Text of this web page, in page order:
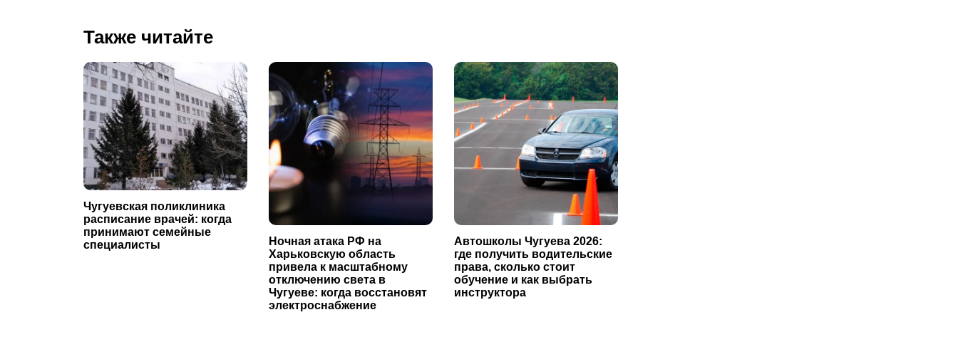
Также читайте
Чугуевская поликлиника
расписание врачей: когда
принимают семейные
специалисты
Ночная атака РФ на
Харьковскую область
привела к масштабному
отключению света в
Чугуеве: когда восстановят
электроснабжение
Автошколы Чугуева 2026:
где получить водительские
права, сколько стоит
обучение и как выбрать
инструктора